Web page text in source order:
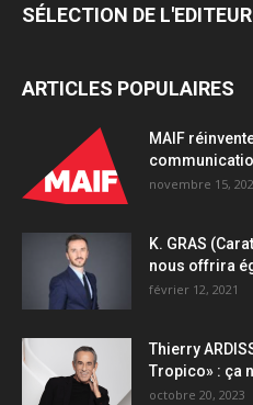
SÉLECTION DE L'EDITEUR
ARTICLES POPULAIRES
MAIF
novembre 15,
K. GRAS
nous offrira
février 12, 2021
Thierry
Tropico» : ça
octobre 20, 2023